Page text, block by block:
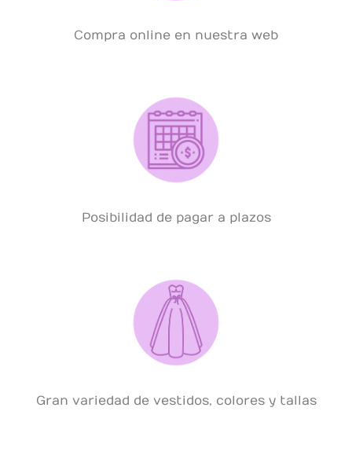
Compra online en nuestra web
Posibilidad de pagar a plazos
Gran variedad de vestidos, colores y tallas